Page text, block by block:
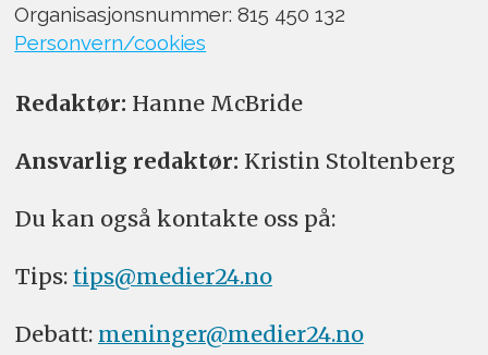
Organisasjonsnummer: 815 450 132
Personvern/cookies
Redaktør: Hanne McBride
Ansvarlig redaktør: Kristin Stoltenberg
Du kan også kontakte oss på:
Tips: tips@medier24.no
Debatt: meninger@medier24.no